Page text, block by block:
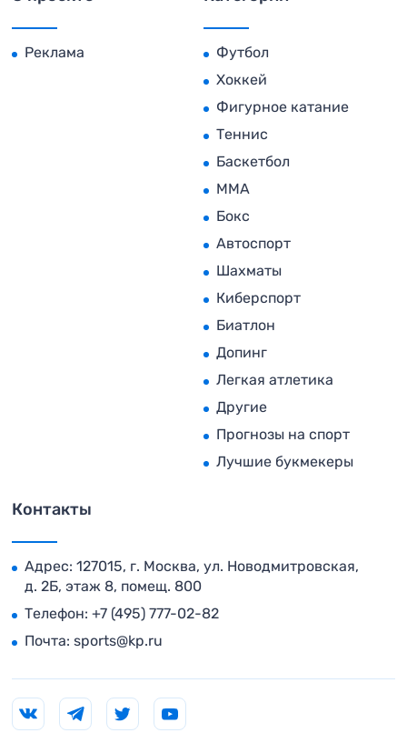
Реклама
Футбол
Хоккей
Фигурное катание
Теннис
Баскетбол
MMA
Бокс
Автоспорт
Шахматы
Киберспорт
Биатлон
Допинг
Легкая атлетика
Другие
Прогнозы на спорт
Лучшие букмекеры
Контакты
Адрес: 127015, г. Москва, ул. Новодмитровская,
д. 2Б, этаж 8, помещ. 800
Телефон: +7 (495) 777-02-82
Почта: sports@kp.ru